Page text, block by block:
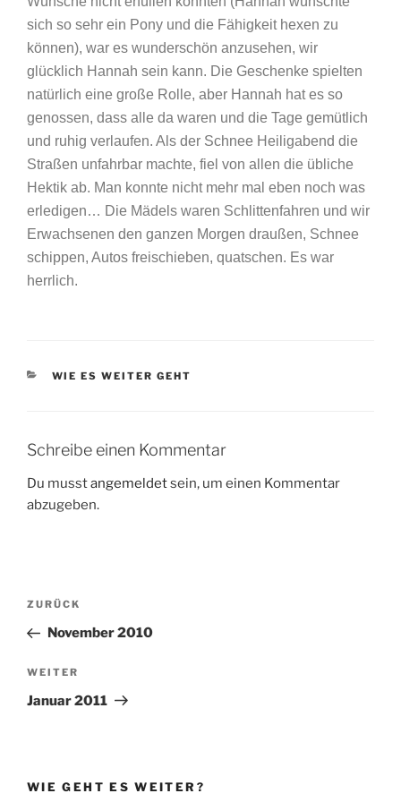
sich so sehr ein Pony und die Fähigkeit hexen zu
können), war es wunderschön anzusehen, wir
glücklich Hannah sein kann. Die Geschenke spielten
natürlich eine große Rolle, aber Hannah hat es so
genossen, dass alle da waren und die Tage gemütlich
und ruhig verlaufen. Als der Schnee Heiligabend die
Straßen unfahrbar machte, fiel von allen die übliche
Hektik ab. Man konnte nicht mehr mal eben noch was
erledigen… Die Mädels waren Schlittenfahren und wir
Erwachsenen den ganzen Morgen draußen, Schnee
schippen, Autos freischieben, quatschen. Es war
herrlich.
KATEGORIEN
WIE ES WEITER GEHT
Schreibe einen Kommentar
Du musstangemeldetsein, um einen Kommentar
abzugeben.
Beitragsnavigation
Vorheriger
Beitrag
ZURÜCK
November 2010
Nächster
Beitrag
WEITER
Januar 2011
WIE GEHT ES WEITER?